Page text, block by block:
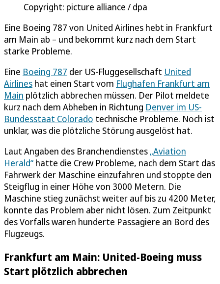
Copyright: picture alliance / dpa
Eine Boeing 787 von United Airlines hebt in Frankfurt
am Main ab – und bekommt kurz nach dem Start
starke Probleme.
Eine Boeing 787 der US-Fluggesellschaft United
Airlines hat einen Start vom Flughafen Frankfurt am
Main plötzlich abbrechen müssen. Der Pilot meldete
kurz nach dem Abheben in Richtung Denver im US-
Bundesstaat Colorado technische Probleme. Noch ist
unklar, was die plötzliche Störung ausgelöst hat.
Laut Angaben des Branchendienstes „Aviation
Herald“ hatte die Crew Probleme, nach dem Start das
Fahrwerk der Maschine einzufahren und stoppte den
Steigflug in einer Höhe von 3000 Metern. Die
Maschine stieg zunächst weiter auf bis zu 4200 Meter,
konnte das Problem aber nicht lösen. Zum Zeitpunkt
des Vorfalls waren hunderte Passagiere an Bord des
Flugzeugs.
Frankfurt am Main: United-Boeing muss
Start plötzlich abbrechen